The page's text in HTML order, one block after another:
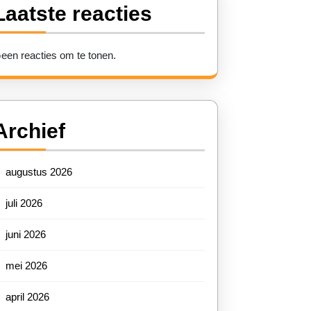
reacties
reacties om te tonen.
augustus 2026
juli 2026
juni 2026
mei 2026
april 2026